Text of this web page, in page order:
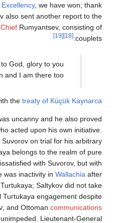
Excellency, we have won; thank
also sent another report to the
Rumyantsev, consisting of
couplets:
[18]
[19]
God, glory to you,
and I am there too.
the treaty of Küçük Kaynarca
uncanny and he also proved
acted upon his own initiative.
on trial for his arbitrary
belongs to the realm of pure
with Suvorov, but with
was inactivity in Wallachia after
Saltykov did not take
engagement despite
and Ottoman communications
Lieutenant-General